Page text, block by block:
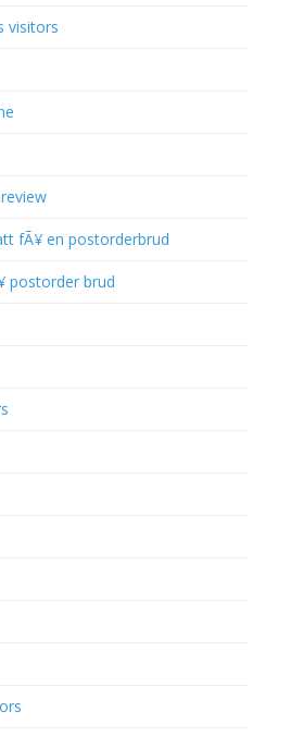
visitors
fÃ¥ en postorderbrud
postorder brud